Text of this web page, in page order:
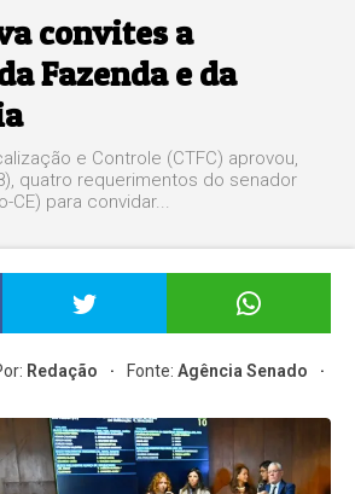
convites a
Fazenda e da
e Controle (CTFC) aprovou,
quatro requerimentos do senador
CE) para convidar...
Redação Fonte:Agência Senado